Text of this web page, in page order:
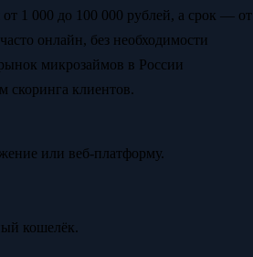
1 000 до 100 000 рублей, а срок — от
онлайн, без необходимости
микрозаймов в России
скоринга клиентов.
или веб-платформу.
кошелёк.